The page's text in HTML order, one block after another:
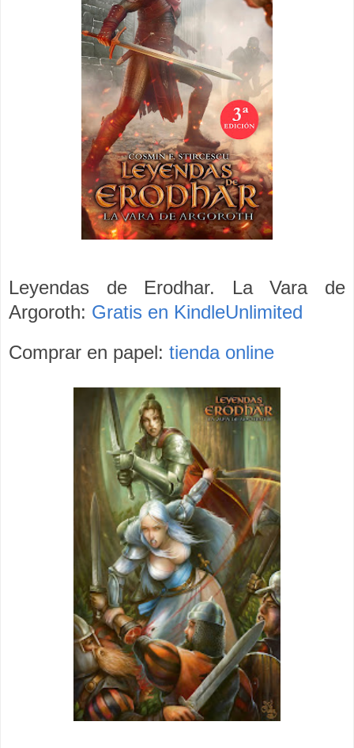
Leyendas de Erodhar. La Vara de
Argoroth: Gratis en KindleUnlimited
Comprar en papel: tienda online